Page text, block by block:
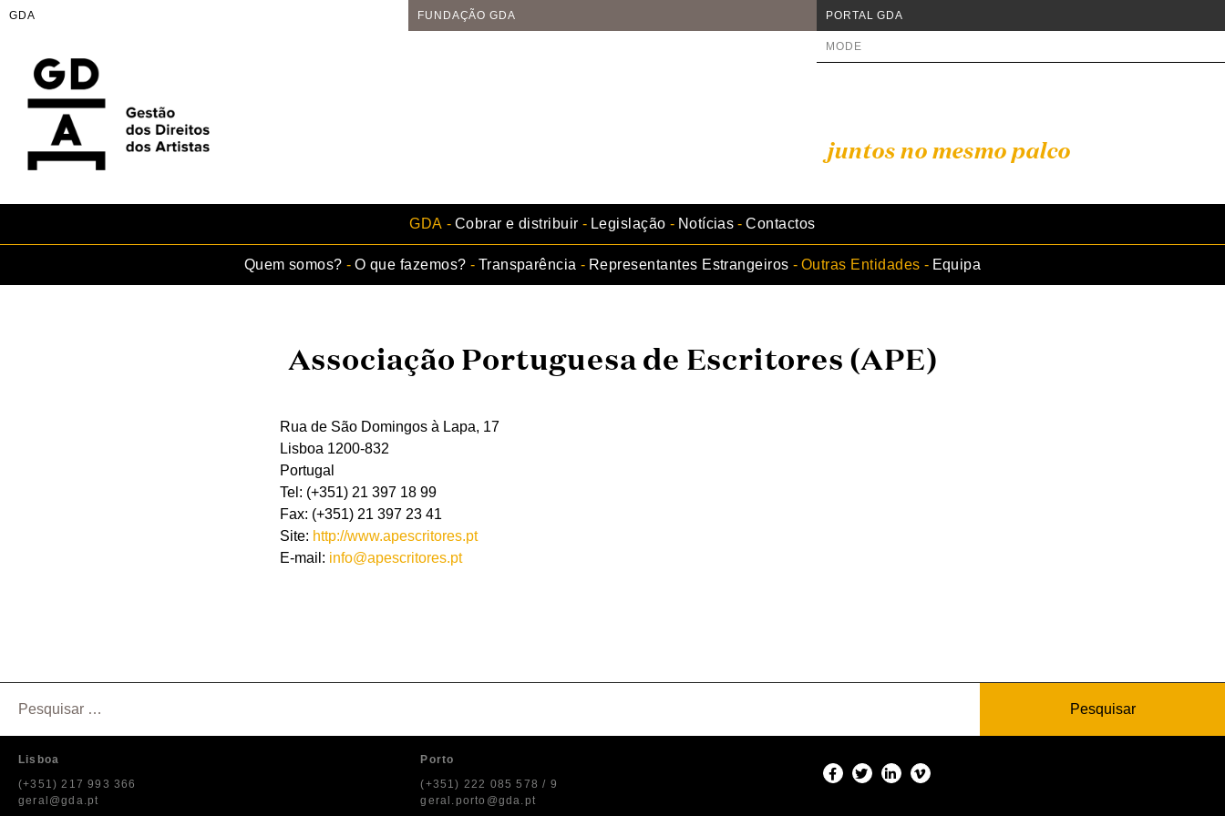
GDA FUNDAÇÃO GDA PORTAL GDA
content
juntos no mesmo palco
MODE
GDA
Quem somos? O que fazemos? Transparência Representantes Estrangeiros Outras Entidades Equipa
Cobrar e distribuir Legislação Notícias Contactos
Associação Portuguesa de Escritores (APE)
Rua de São Domingos à Lapa, 17
Lisboa 1200-832
Portugal
Tel: (+351) 21 397 18 99
Fax: (+351) 21 397 23 41
Site: http://www.apescritores.pt
E-mail: info@apescritores.pt
por:
Lisboa
(+351) 217 993 366
geral@gda.pt
Porto
(+351) 222 085 578 / 9
geral.porto@gda.pt